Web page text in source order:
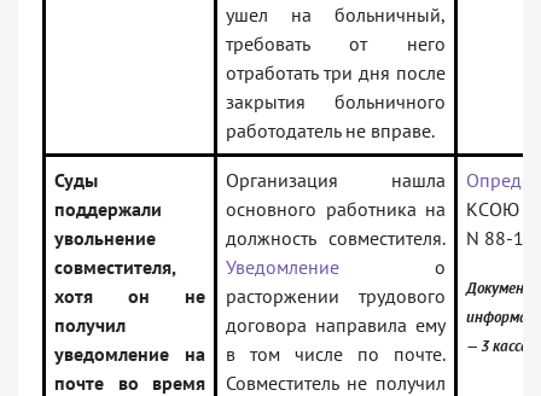
ушел на больничный,
требовать от него
отработать три дня после
закрытия больничного
работодатель не вправе.
Суды
поддержали
увольнение
совместителя,
хотя он не
получил
уведомление на
почте во время
Организация нашла
основного работника на
должность совместителя.
Уведомление о
расторжении трудового
договора направила ему
в том числе по почте.
Совместитель не получил
КСОЮ
N 88-
Документ
— 3